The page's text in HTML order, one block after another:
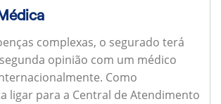
complexas, o segurado terá
opinião com um médico
Como
ligar para a Central de Atendimento